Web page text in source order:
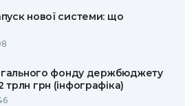
нової системи: що
фонду держбюджету
грн (інфографіка)